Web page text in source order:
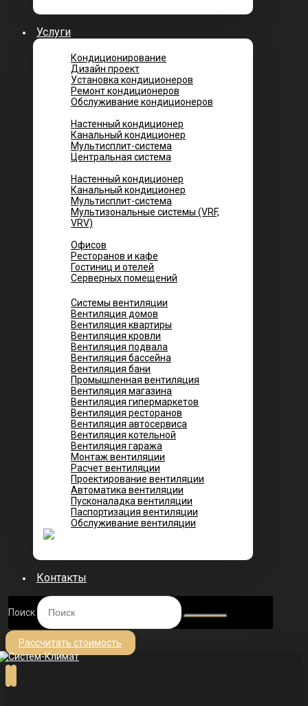
Услуги
Кондиционирование
Дизайн проект
Установка кондиционеров
Ремонт кондиционеров
Обслуживание кондиционеров
Настенный кондиционер
Канальный кондиционер
Мультисплит-система
Центральная система
Настенный кондиционер
Канальный кондиционер
Мультисплит-система
Мультизональные системы (VRF,
VRV)
Офисов
Ресторанов и кафе
Гостиниц и отелей
Серверных помещений
Системы вентиляции
Вентиляция домов
Вентиляция квартиры
Вентиляция кровли
Вентиляция подвала
Вентиляция бассейна
Вентиляция бани
Промышленная вентиляция
Вентиляция магазина
Вентиляция гипермаркетов
Вентиляция ресторанов
Вентиляция автосервиса
Вентиляция котельной
Вентиляция гаража
Монтаж вентиляции
Расчет вентиляции
Проектирование вентиляции
Автоматика вентиляции
Пусконаладка вентиляции
Паспортизация вентиляции
Обслуживание вентиляции
Контакты
Поиск
Рассчитать стоимость